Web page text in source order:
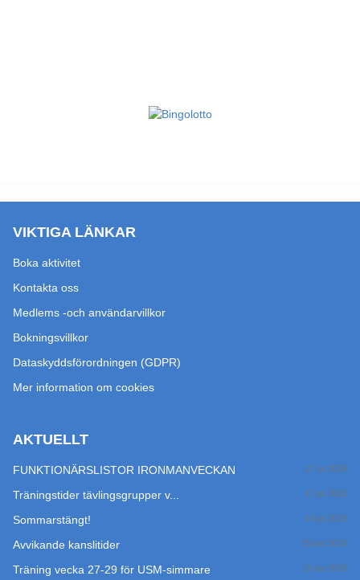
VIKTIGA LÄNKAR
Boka aktivitet
Kontakta oss
Medlems -och användarvillkor
Bokningsvillkor
Dataskyddsförordningen (GDPR)
Mer information om cookies
AKTUELLT
FUNKTIONÄRSLISTOR IRONMANVECKAN 27 jul 2026
Träningstider tävlingsgrupper v... 17 jul 2026
Sommarstängt! 14 jul 2026
Avvikande kanslitider 29 jun 2026
Träning vecka 27-29 för USM-simmare 24 jun 2026